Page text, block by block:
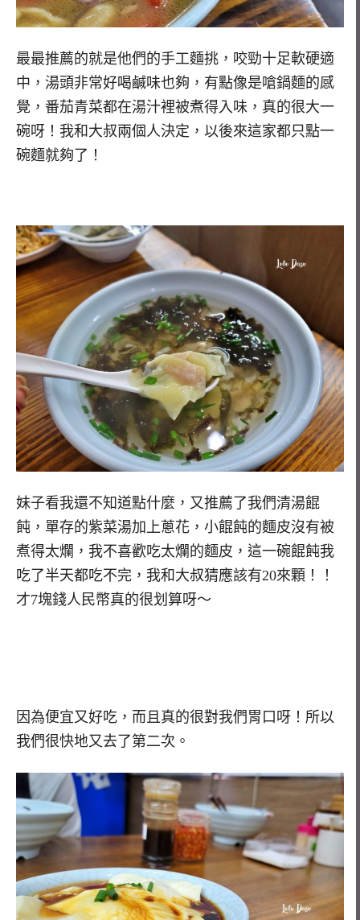
最最推薦的就是他們的手工麵挑，咬勁十足軟硬適
中，湯頭非常好喝鹹味也夠，有點像是嗆鍋麵的感
覺，番茄青菜都在湯汁裡被煮得入味，真的很大一
碗呀！我和大叔兩個人決定，以後來這家都只點一
碗麵就夠了！
妹子看我還不知道點什麼，又推薦了我們清湯餛
飩，單存的紫菜湯加上蔥花，小餛飩的麵皮沒有被
煮得太爛，我不喜歡吃太爛的麵皮，這一碗餛飩我
吃了半天都吃不完，我和大叔猜應該有20來顆！！
才7塊錢人民幣真的很划算呀～
因為便宜又好吃，而且真的很對我們胃口呀！所以
我們很快地又去了第二次。